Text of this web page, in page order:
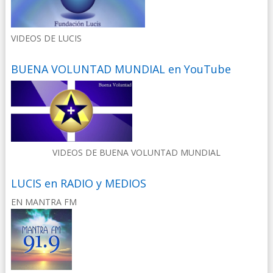
VIDEOS DE LUCIS
BUENA VOLUNTAD MUNDIAL en YouTube
VIDEOS DE BUENA VOLUNTAD MUNDIAL
LUCIS en RADIO y MEDIOS
EN MANTRA FM